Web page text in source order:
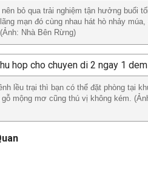
bỏ qua trải nghiệm tận hưởng buổi
mạn đó cùng nhau hát hò nhảy
Nhà Bên Rừng)
lều trại thì bạn có thể đặt phòng tại
mộng mơ cũng thú vị không kém.